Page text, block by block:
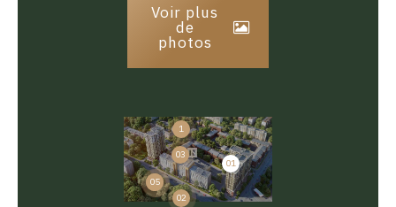
Voir plus
de
photos
01
1
02
03
04
05